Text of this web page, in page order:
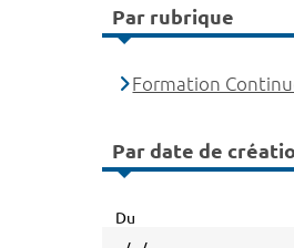
Par rubrique
Formation
Par date de
Du